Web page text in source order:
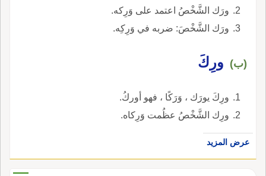
ورَك الشَّخْصُ اعتمد على وَرِكه.
ورَك الشَّخْصَ: ضربه في وَرِكِه.
(ب) ورِكَ
ورِكَ يورَك ، وَرَكًا ، فهو أوركُ.
ورِك الشَّخْصُ عظُمت وَرِكاه.
عرض المزيد